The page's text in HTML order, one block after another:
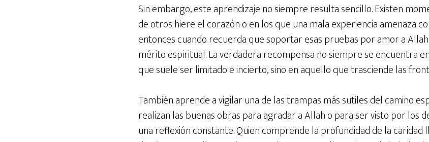
Sin embargo, este aprendizaje no siempre resulta sencillo. Existen
de otros hiere el corazón o en los que una mala experiencia amenaza
entonces cuando recuerda que soportar esas pruebas por amor a
mérito espiritual. La verdadera recompensa no siempre se encuentra
que suele ser limitado e incierto, sino en aquello que trasciende las
También aprende a vigilar una de las trampas más sutiles del camino
realizan las buenas obras para agradar a Allah o para ser visto por los
una reflexión constante. Quien comprende la profundidad de la caridad